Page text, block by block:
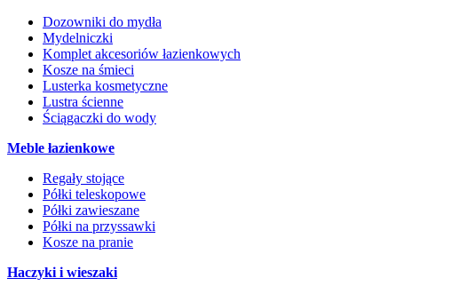
Dozowniki do mydła
Mydelniczki
Komplet akcesoriów łazienkowych
Kosze na śmieci
Lusterka kosmetyczne
Lustra ścienne
Ściągaczki do wody
Meble łazienkowe
Regały stojące
Półki teleskopowe
Półki zawieszane
Półki na przyssawki
Kosze na pranie
Haczyki i wieszaki